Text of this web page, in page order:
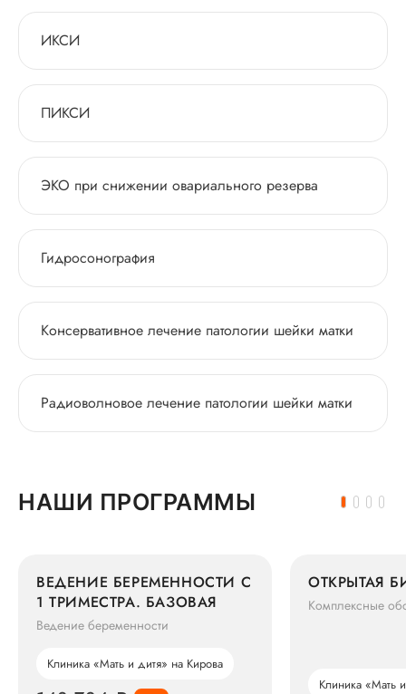
ИКСИ
ПИКСИ
ЭКО при снижении овариального резерва
Гидросонография
Консервативное лечение патологии шейки матки
Радиоволновое лечение патологии шейки матки
НАШИ ПРОГРАММЫ
ВЕДЕНИЕ БЕРЕМЕННОСТИ С
1 ТРИМЕСТРА. БАЗОВАЯ
Ведение беременности
Клиника «Мать и дитя» на Кирова
ОТКРЫТАЯ
Комплексные
Клиника «Мать